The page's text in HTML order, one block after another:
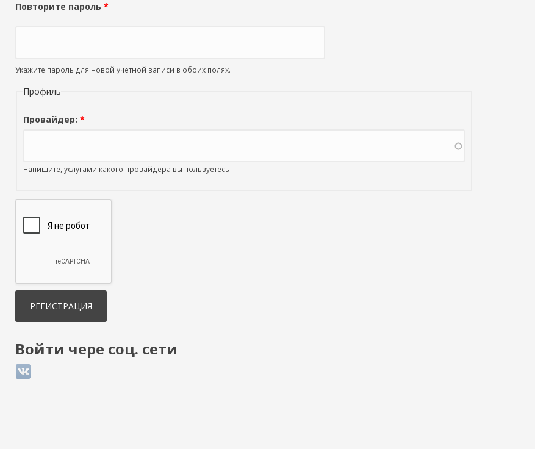
Повторите пароль *
Укажите пароль для новой учетной записи в обоих полях.
Профиль
Провайдер: *
Напишите, услугами какого провайдера вы пользуетесь
Войти чере соц. сети
Login with ВКонтакте